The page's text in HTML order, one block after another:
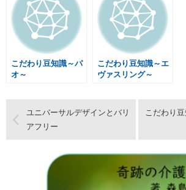
こだわり豆知識～パ
オ～
こだわり豆知識～エ
ヴァスリング～
ユニバーサルデザインとバリ
アフリー
こだわり